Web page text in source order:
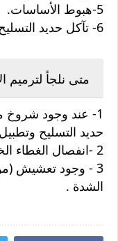
5-هبوط الأساسات.
6- تآكل حديد التسليح بنسب عالية.
متى نلجأ لترميم
1- عند وجود
حديد التسليح
2 -انفصال الغطاء الخرساني.
3 - وجود تعشيش
الشدة .